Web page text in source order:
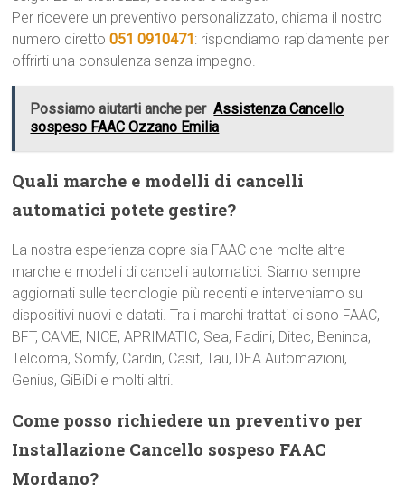
Per ricevere un preventivo personalizzato, chiama il nostro
numero diretto051 0910471: rispondiamo rapidamente per
offrirti una consulenza senza impegno.
Possiamo aiutarti anche per Assistenza Cancello
sospeso FAAC Ozzano Emilia
Quali marche e modelli di cancelli
automatici potete gestire?
La nostra esperienza copre sia FAAC che molte altre
marche e modelli di cancelli automatici. Siamo sempre
aggiornati sulle tecnologie più recenti e interveniamo su
dispositivi nuovi e datati. Tra i marchi trattati ci sono FAAC,
BFT, CAME, NICE, APRIMATIC, Sea, Fadini, Ditec, Beninca,
Telcoma, Somfy, Cardin, Casit, Tau, DEA Automazioni,
Genius, GiBiDi e molti altri.
Come posso richiedere un preventivo per
Installazione Cancello sospeso FAAC
Mordano?